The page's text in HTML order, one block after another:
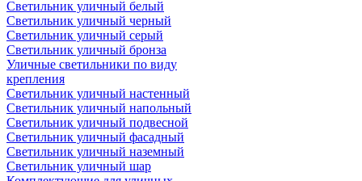
Светильник уличный белый
Светильник уличный черный
Светильник уличный серый
Светильник уличный бронза
Уличные светильники по виду
крепления
Светильник уличный настенный
Светильник уличный напольный
Светильник уличный подвесной
Светильник уличный фасадный
Светильник уличный наземный
Cветильник уличный шар